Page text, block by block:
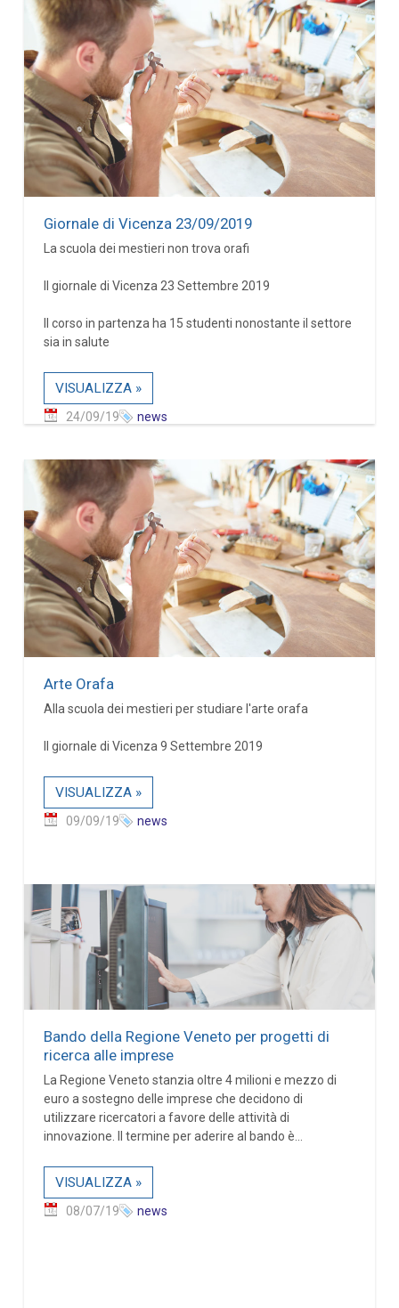
Giornale di Vicenza 23/09/2019
La scuola dei mestieri non trova orafi
Il giornale di Vicenza 23 Settembre 2019
Il corso in partenza ha 15 studenti nonostante il settore
sia in salute
VISUALIZZA »
24/09/19 news
Arte Orafa
Alla scuola dei mestieri per studiare l'arte orafa
Il giornale di Vicenza 9 Settembre 2019
VISUALIZZA »
09/09/19 news
Bando della Regione Veneto per progetti di
ricerca alle imprese
La Regione Veneto stanzia oltre 4 milioni e mezzo di
euro a sostegno delle imprese che decidono di
utilizzare ricercatori a favore delle attività di
innovazione. Il termine per aderire al bando è...
VISUALIZZA »
08/07/19 news